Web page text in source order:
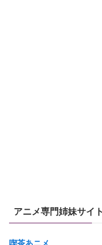
アニメ専門姉妹サイト
喫茶あニメ